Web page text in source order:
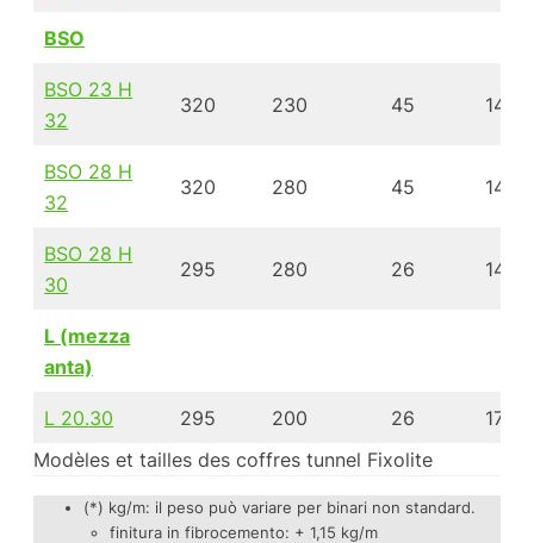
BSO
BSO 23 H
32
320 230 45 140
BSO 28 H
32
320 280 45 140
BSO 28 H
30
295 280 26 140
L (mezza
anta)
L 20.30 295 200 26
174
Modèles et tailles des coffres tunnel Fixolite
(*) kg/m: il peso può variare per binari non standard.
finitura in fibrocemento: + 1,15 kg/m